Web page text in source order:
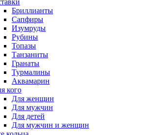
Бриллианты
Сапфиры
Изумруды
Рубины
Топазы
Танзаниты
Гранаты
Турмалины
Аквамарин
кого
Для женщин
Для мужчин
Для детей
Для мужчин и женщин